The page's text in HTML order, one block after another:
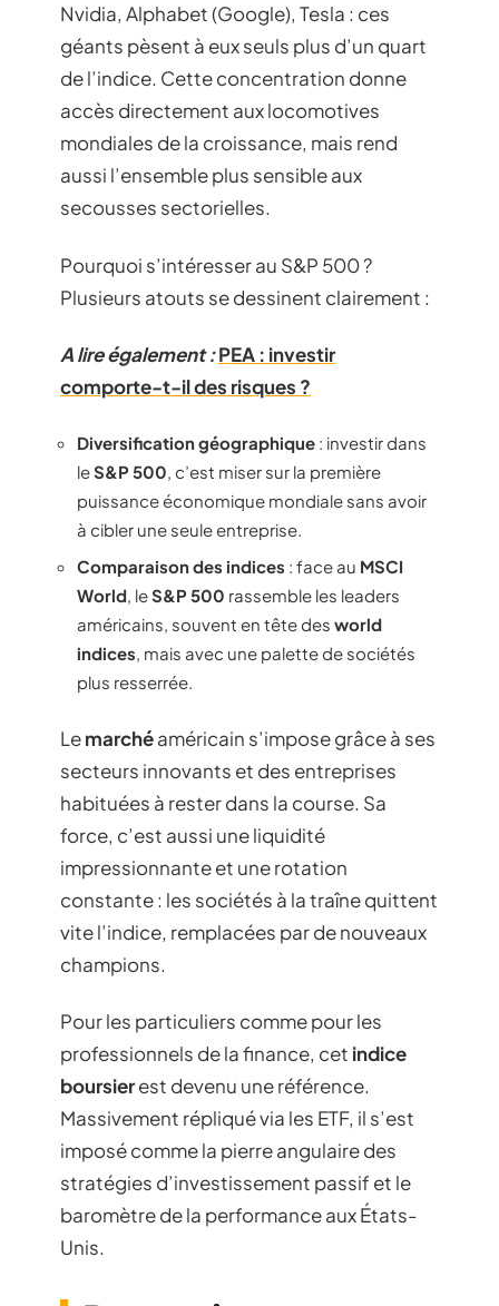
Nvidia, Alphabet (Google), Tesla : ces
géants pèsent à eux seuls plus d’un quart
de l’indice. Cette concentration donne
accès directement aux locomotives
mondiales de la croissance, mais rend
aussi l’ensemble plus sensible aux
secousses sectorielles.
Pourquoi s’intéresser au S&P 500 ?
Plusieurs atouts se dessinent clairement :
A lire également :PEA : investir
comporte-t-il des risques ?
Diversification géographique : investir dans
leS&P 500 , c’est miser sur la première
puissance économique mondiale sans avoir
à cibler une seule entreprise.
Comparaison des indices : face au MSCI
World, leS&P 500 rassemble les leaders
américains, souvent en tête des world
indices, mais avec une palette de sociétés
plus resserrée.
Lemarchéaméricain s’impose grâce à ses
secteurs innovants et des entreprises
habituées à rester dans la course. Sa
force, c’est aussi une liquidité
impressionnante et une rotation
constante : les sociétés à la traîne quittent
vite l’indice, remplacées par de nouveaux
champions.
Pour les particuliers comme pour les
professionnels de la finance, cet indice
boursierest devenu une référence.
Massivement répliqué via les ETF, il s’est
imposé comme la pierre angulaire des
stratégies d’investissement passif et le
baromètre de la performance aux États-
Unis.